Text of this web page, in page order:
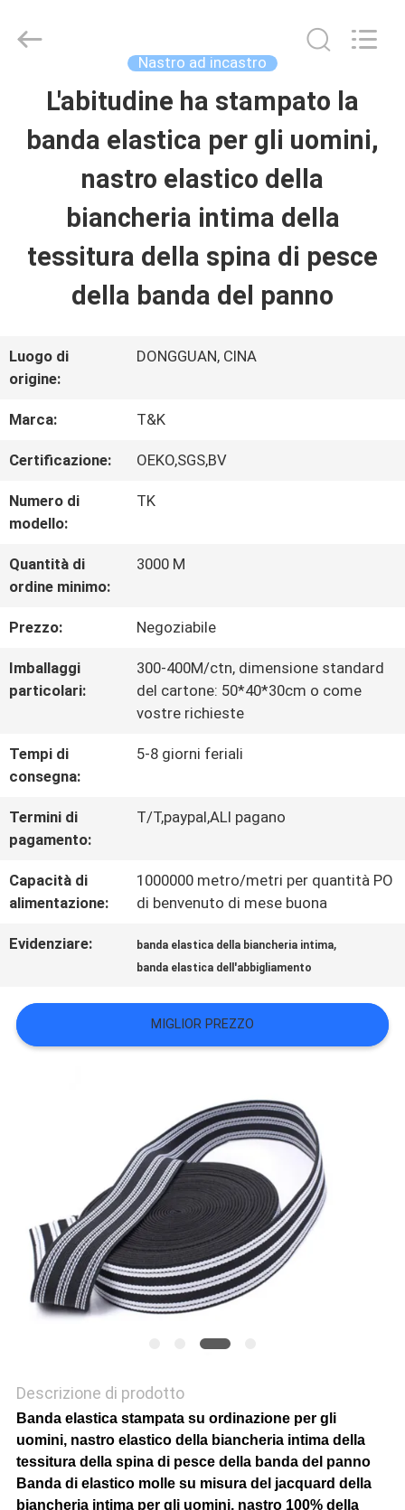
CASA
PRODOTTI
SIAMO
TOUR
QUALITÀ
CONTATTACI
CASI
SHOW
DEL
SITO
PRIVACY
Garment
Nastro ad incastro
L'abitudine ha stampato la
banda elastica per gli uomini,
nastro elastico della
biancheria intima della
tessitura della spina di pesce
della banda del panno
Luogo di
origine:
DONGGUAN, CINA
Marca: T&K
Certificazione: OEKO,SGS,BV
Numero di
modello:
TK
Quantità di
ordine minimo:
3000 M
Prezzo: Negoziabile
Imballaggi
particolari:
300-400M/ctn, dimensione standard
del cartone: 50*40*30cm o come
vostre richieste
Tempi di
consegna:
5-8 giorni feriali
Termini di
pagamento:
T/T,paypal,ALI pagano
Capacità di
alimentazione:
1000000 metro/metri per quantità PO
di benvenuto di mese buona
Evidenziare: banda elastica della biancheria intima,
banda elastica dell'abbigliamento
MIGLIOR PREZZO
Descrizione di prodotto
Banda elastica stampata su ordinazione per gli
uomini, nastro elastico della biancheria intima della
tessitura della spina di pesce della banda del panno
Banda di elastico molle su misura del jacquard della
biancheria intima per gli uomini, nastro 100% della